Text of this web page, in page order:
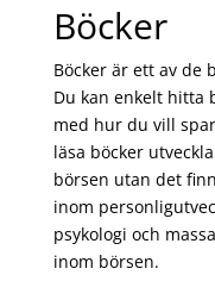
Böcker
Böcker är ett av de
Du kan enkelt hitta
med hur du vill
läsa böcker
börsen utan det
inom
psykologi och
inom börsen.